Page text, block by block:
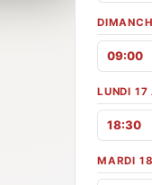
09:00
LUNDI 17
18:30
MARDI